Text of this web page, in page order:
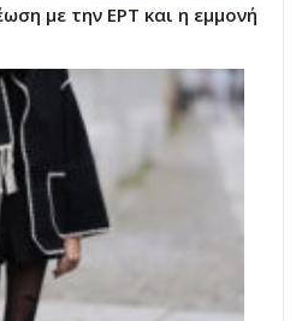
με την ΕΡΤ και η εμμονή